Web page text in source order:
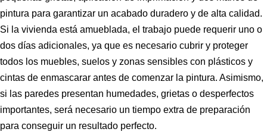
pintura para garantizar un acabado duradero y de alta calidad.
Si la vivienda está amueblada, el trabajo puede requerir uno o
dos días adicionales, ya que es necesario cubrir y proteger
todos los muebles, suelos y zonas sensibles con plásticos y
cintas de enmascarar antes de comenzar la pintura. Asimismo,
si las paredes presentan humedades, grietas o desperfectos
importantes, será necesario un tiempo extra de preparación
para conseguir un resultado perfecto.